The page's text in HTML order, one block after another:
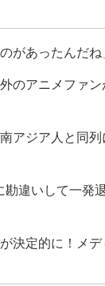
があったんだね
のアニメファン
アジア人と同
違いして一発
決定的に！メ